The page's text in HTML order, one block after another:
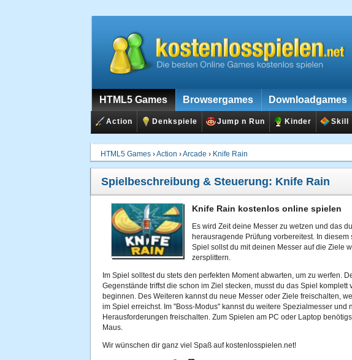
HTML5 Games Browsergames Downloadgames
Action Denkspiele Jump n Run Kinder Skill
HTML5 Games ›Action ›Arcade › Knife Rain
Spielbeschreibung & Steuerung: Knife Rain
Knife Rain kostenlos online spielen
Es wird Zeit deine Messer zu wetzen und das
herausragende Prüfung vorbereitest. In diesem
Spiel sollst du mit deinen Messer auf die Ziele
zersplittern.
Im Spiel solltest du stets den perfekten Moment abwarten, um zu werfen.
Gegenstände triffst die schon im Ziel stecken, musst du das Spiel komplett
beginnen. Des Weiteren kannst du neue Messer oder Ziele freischalten,
im Spiel erreichst. Im "Boss-Modus" kannst du weitere Spezialmesser und
Herausforderungen freischalten. Zum Spielen am PC oder Laptop
Maus.
Wir wünschen dir ganz viel Spaß auf kostenlosspielen.net!